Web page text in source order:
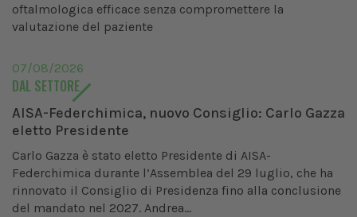
oftalmologica efficace senza compromettere la
valutazione del paziente
07/08/2026
DAL SETTORE
AISA-Federchimica, nuovo Consiglio: Carlo Gazza
eletto Presidente
Carlo Gazza è stato eletto Presidente di AISA-
Federchimica durante l’Assemblea del 29 luglio, che ha
rinnovato il Consiglio di Presidenza fino alla conclusione
del mandato nel 2027. Andrea...